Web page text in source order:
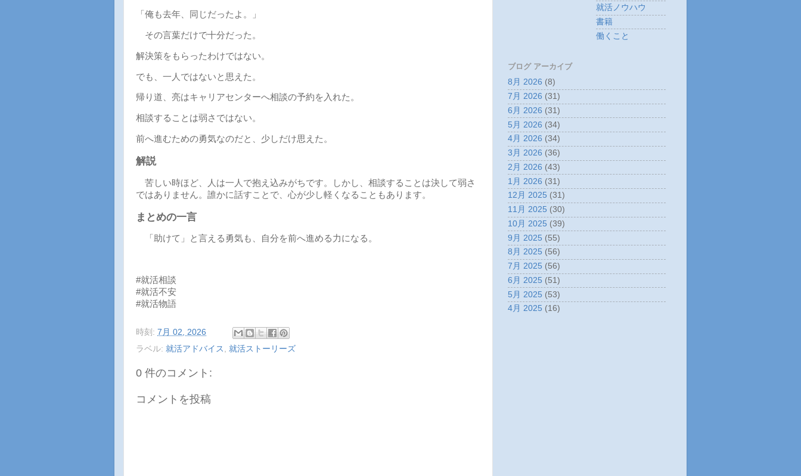
「俺も去年、同じだったよ。」
その言葉だけで十分だった。
解決策をもらったわけではない。
でも、一人ではないと思えた。
帰り道、亮はキャリアセンターへ相談の予約を入れた。
相談することは弱さではない。
前へ進むための勇気なのだと、少しだけ思えた。
解説
苦しい時ほど、人は一人で抱え込みがちです。しかし、相談することは決して弱さ
ではありません。誰かに話すことで、心が少し軽くなることもあります。
まとめの一言
「助けて」と言える勇気も、自分を前へ進める力になる。
#就活相談
#就活不安
#就活物語
時刻: 7月 02, 2026
ラベル: 就活アドバイス 就活ストーリーズ
0 件のコメント:
コメントを投稿
就活ノウハウ
書籍
働くこと
ブログ アーカイブ
8月 2026 (8)
7月 2026 (31)
6月 2026 (31)
5月 2026 (34)
4月 2026 (34)
3月 2026 (36)
2月 2026 (43)
1月 2026 (31)
12月 2025 (31)
11月 2025 (30)
10月 2025 (39)
9月 2025 (55)
8月 2025 (56)
7月 2025 (56)
6月 2025 (51)
5月 2025 (53)
4月 2025 (16)